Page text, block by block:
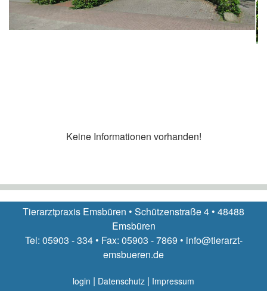
Kontakt & Anfahrt
Keine Informationen vorhanden!
Tierarztpraxis Emsbüren • Schützenstraße 4 • 48488
Emsbüren
Tel: 05903 - 334 • Fax: 05903 - 7869 • info@tierarzt-
emsbueren.de
login | Datenschutz | Impressum